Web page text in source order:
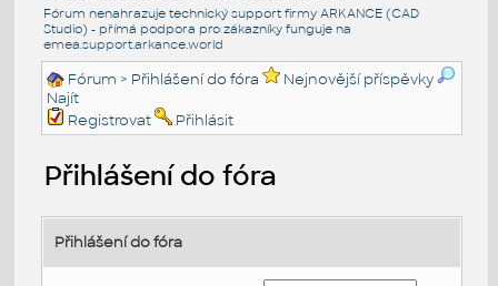
Fórum nenahrazuje technický support firmy ARKANCE (CAD
Studio) - přímá podpora pro zákazníky funguje na
emea.support.arkance.world
Fórum > Přihlášení do fóra
Nejnovější příspěvky
Najít
Registrovat
Přihlásit
Přihlášení do fóra
Přihlášení do fóra